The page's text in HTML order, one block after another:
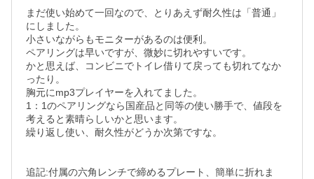
まだ使い始めて一回なので、とりあえず耐久性は「普通」
にしました。
小さいながらもモニターがあるのは便利。
ペアリングは早いですが、微妙に切れやすいです。
かと思えば、コンビニでトイレ借りて戻っても切れてなか
ったり。
胸元にmp3プレイヤーを入れてました。
1：1のペアリングなら国産品と同等の使い勝手で、値段を
考えると素晴らしいかと思います。
繰り返し使い、耐久性がどうか次第ですな。
追記:付属の六角レンチで締めるプレート、簡単に折れま